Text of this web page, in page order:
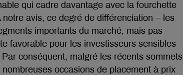
qui cadre davantage avec la fourchette
avis, ce degré de différenciation – les
importants du marché, mais pas
favorable pour les investisseurs sensibles
conséquent, malgré les récents sommets
occasions de placement à prix